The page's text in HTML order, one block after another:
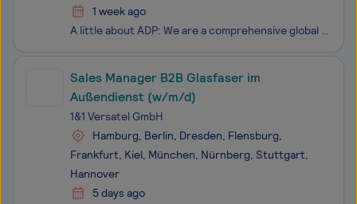
1 week ago
A little about ADP: We are a comprehensive global provider of cloud-based human capital management (HCM) solutions that unite HR, payroll, talent, time, tax and benefits administration and a leader in business outsourcing services, analytics, and compliance expertise. We believe our people make all
Sales Manager B2B Glasfaser im
Außendienst (w/m/d)
1&1 Versatel GmbH
Hamburg, Berlin, Dresden, Flensburg,
Frankfurt, Kiel, München, Nürnberg, Stuttgart,
Hannover
5 days ago